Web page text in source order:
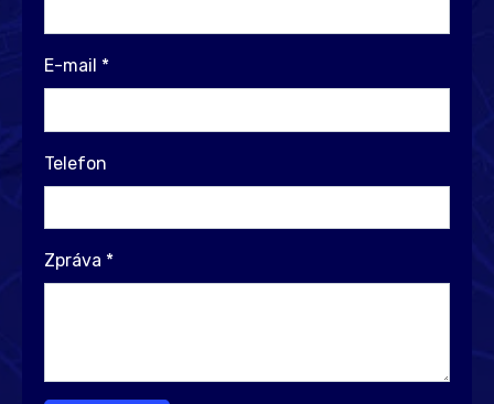
E-mail *
Telefon
Zpráva *